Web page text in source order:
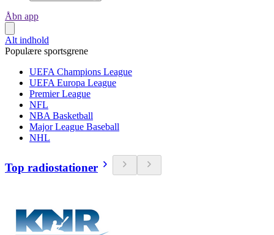
Åbn app
Alt indhold
Populære sportsgrene
UEFA Champions League
UEFA Europa League
Premier League
NFL
NBA Basketball
Major League Baseball
NHL
Top radiostationer